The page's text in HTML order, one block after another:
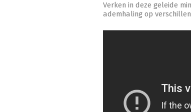
Verken in deze geleide
ademhaling op